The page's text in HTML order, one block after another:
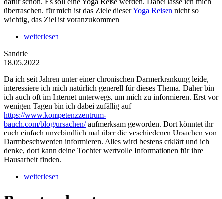
dafür schon. Es soll eine Yoga Reise werden. Dabei lasse ich mich
überraschen. für mich ist das Ziele dieserYoga Reisen nicht so
wichtig, das Ziel ist voranzukommen
weiterlesen
Sandrie
18.05.2022
Da ich seit Jahren unter einer chronischen Darmerkrankung leide,
interessiere ich mich natürlich generell für dieses Thema. Daher bin
ich auch oft im Internet unterwegs, um mich zu informieren. Erst vor
wenigen Tagen bin ich dabei zufällig auf
https://www.kompetenzzentrum-
bauch.com/blog/ursachen/aufmerksam geworden. Dort könntet ihr
euch einfach unvebindlich mal über die veschiedenen Ursachen von
Darmbeschwerden informieren. Alles wird bestens erklärt und ich
denke, dort kann deine Tochter wertvolle Informationen für ihre
Hausarbeit finden.
weiterlesen